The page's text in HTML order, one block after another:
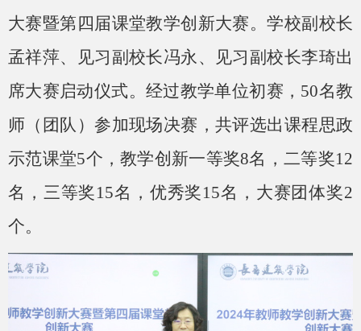
大赛暨第四届课堂教学创新大赛。学校副校长
孟祥萍、见习副校长冯永、见习副校长李琦出
席大赛启动仪式。经过教学单位初赛，50名教
师（团队）参加现场决赛，共评选出课程思政
示范课堂5个，教学创新一等奖8名，二等奖12
名，三等奖15名，优秀奖15名，大赛团体奖2
个。